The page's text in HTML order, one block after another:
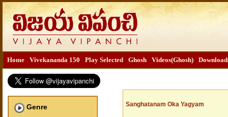
Home Vivekananda 150 Play Selected Ghosh Videos(Ghosh)
Genre Sanghatanam Oka Yagyam